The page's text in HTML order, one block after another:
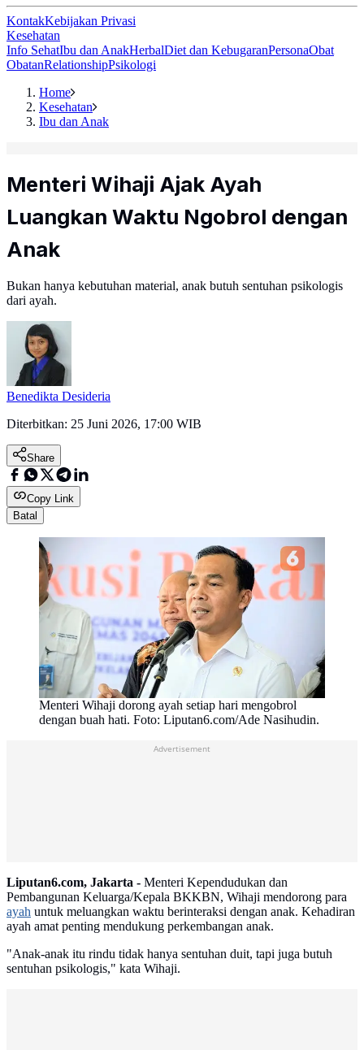
KontakKebijakan Privasi
Kesehatan
Info SehatIbu dan AnakHerbalDiet dan KebugaranPersonaObat
ObatanRelationshipPsikologi
Home
Kesehatan
Ibu dan Anak
Menteri Wihaji Ajak Ayah
Luangkan Waktu Ngobrol dengan
Anak
Bukan hanya kebutuhan material, anak butuh sentuhan psikologis
dari ayah.
Benedikta Desideria
Diterbitkan: 25 Juni 2026, 17:00 WIB
Share
Copy Link
Batal
Menteri Wihaji dorong ayah setiap hari mengobrol
dengan buah hati. Foto: Liputan6.com/Ade Nasihudin.
Advertisement
Liputan6.com, Jakarta - Menteri Kependudukan dan
Pembangunan Keluarga/Kepala BKKBN, Wihaji mendorong para
ayah untuk meluangkan waktu berinteraksi dengan anak. Kehadiran
ayah amat penting mendukung perkembangan anak.
"Anak-anak itu rindu tidak hanya sentuhan duit, tapi juga butuh
sentuhan psikologis," kata Wihaji.